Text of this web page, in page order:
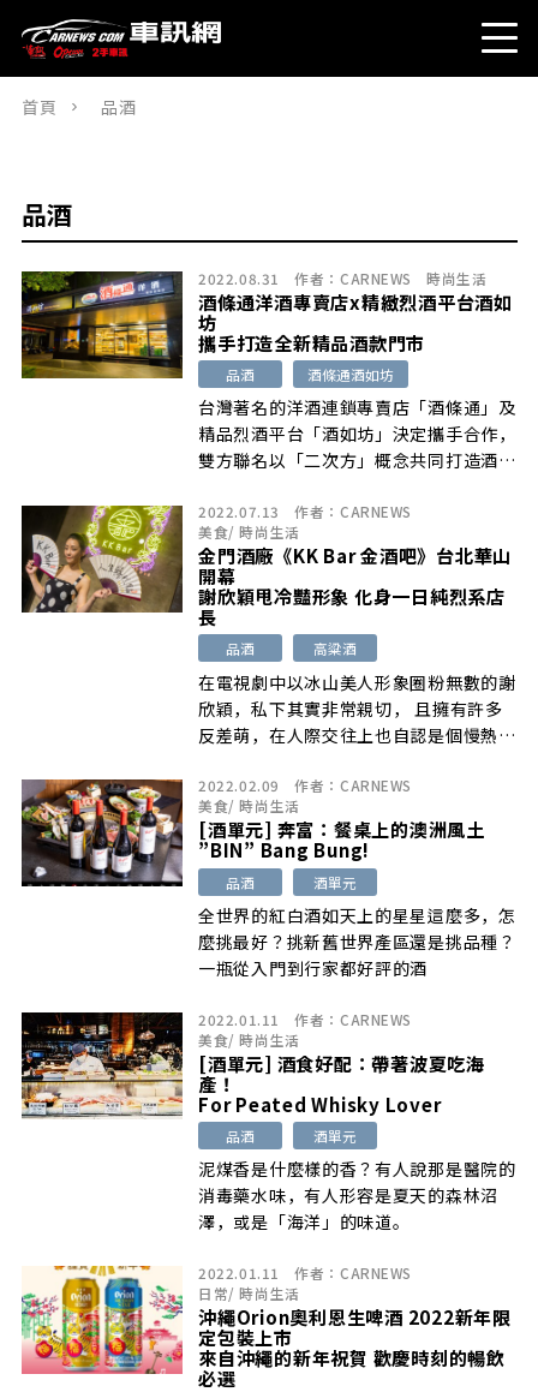
首頁 品酒
品酒
2022.08.31 作者： CARNEWS 時尚生活
酒條通洋酒專賣店x精緻烈酒平台酒如
坊
攜手打造全新精品酒款門市
品酒 酒條通酒如坊
台灣著名的洋酒連鎖專賣店「酒條通」及
精品烈酒平台「酒如坊」決定攜手合作，
雙方聯名以「二次方」概念共同打造酒條
建國概念店，期望給消費者更加成的優質
消費體驗。
2022.07.13 作者： CARNEWS
美食/時尚生活
金門酒廠《KK Bar 金酒吧》台北華山
開幕
謝欣穎甩冷豔形象 化身一日純烈系店
長
品酒 高粱酒
在電視劇中以冰山美人形象圈粉無數的謝
欣穎，私下其實非常親切， 且擁有許多
反差萌，在人際交往上也自認是個慢熱的
此，在出席 12 日金門酒廠 70 週年快閃
酒吧《KK Bar 金酒吧》開幕記者會，一
改高冷形象化身純烈系店長。
2022.02.09 作者： CARNEWS
美食/時尚生活
[酒單元] 奔富：餐桌上的澳洲風土
”BIN” Bang Bung!
品酒 酒單元
全世界的紅白酒如天上的星星這麼多，怎
麼挑最好？挑新舊世界產區還是挑品種？
一瓶從入門到行家都好評的酒
2022.01.11 作者： CARNEWS
美食/時尚生活
[酒單元] 酒食好配：帶著波夏吃海
產！
For Peated Whisky Lover
品酒 酒單元
泥煤香是什麼樣的香？有人說那是醫院的
消毒藥水味，有人形容是夏天的森林沼
澤，或是「海洋」的味道。
2022.01.11 作者： CARNEWS
日常/時尚生活
沖繩Orion奧利恩生啤酒 2022新年限
定包裝上市
來自沖繩的新年祝賀 歡慶時刻的暢飲
必選